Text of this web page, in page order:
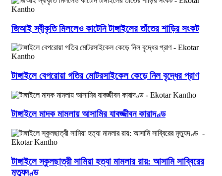
জিআই স্বীকৃতি মিললেও কাটেনি টাঙ্গাইলের তাঁতের শাড়ির সংকট
টাঙ্গাইলে বেপরোয়া গতির মোটরসাইকেল কেড়ে নিল বৃদ্ধের প্রাণ
টাঙ্গাইলে মাদক মামলায় আসামির যাবজ্জীবন কারাদণ্ড
টাঙ্গাইলে স্কুলছাত্রী সামিয়া হত্যা মামলার রায়: আসামি সাব্বিরের
মৃত্যুদণ্ড